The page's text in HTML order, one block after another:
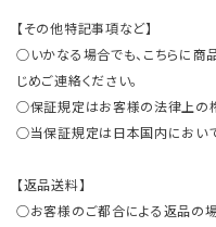
【その他特記事項など】
○いかなる場合でも、こちらに商
じめご連絡ください。
○保証規定はお客様の法律上の
○当保証規定は日本国内におい
【返品送料】
○お客様のご都合による返品の